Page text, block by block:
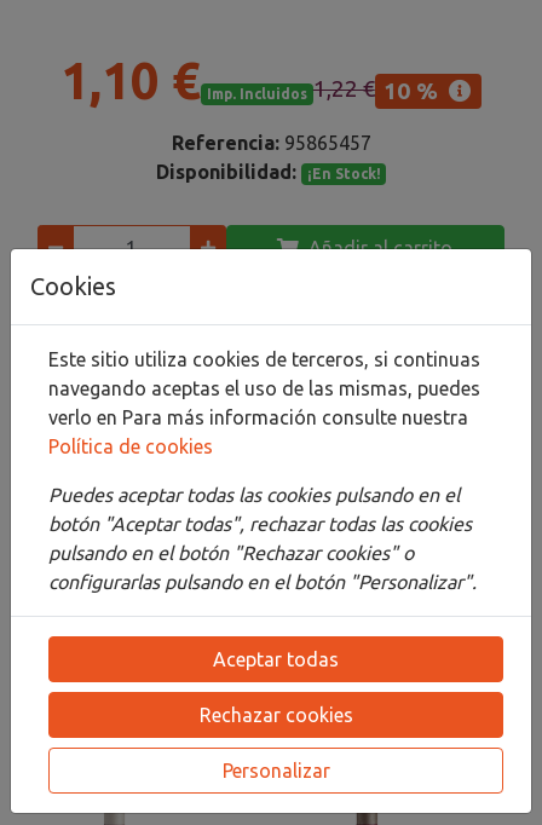
1,10 € Imp. Incluidos 1,22 € 10 %
Referencia: 95865457
Disponibilidad:
¡En Stock!
Añadir al carrito
Descripción
Detalles
Adjuntos
Opiniones
¡Este producto no tiene descripción!
PRODUCTOSRELACIONADOS
Cookies
Este sitio utiliza cookies de terceros, si continuas
navegando aceptas el uso de las mismas, puedes
verlo en Para más información consulte nuestra
Política de cookies
Puedes aceptar todas las cookies pulsando en el
botón "Aceptar todas", rechazar todas las cookies
pulsando en el botón "Rechazar cookies" o
configurarlas pulsando en el botón "Personalizar".
Aceptar todas
Rechazar cookies
Personalizar